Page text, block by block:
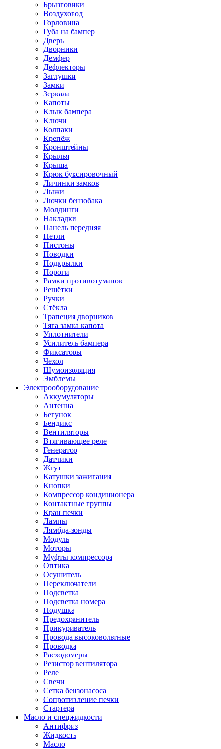
Брызговики
Воздуховод
Горловина
Губа на бампер
Дверь
Дворники
Демфер
Дефлекторы
Заглушки
Замки
Зеркала
Капоты
Клык бампера
Ключи
Колпаки
Крепёж
Кронштейны
Крылья
Крыша
Крюк буксировочный
Личинки замков
Лыжи
Лючки бензобака
Молдинги
Накладки
Панель передняя
Петли
Пистоны
Поводки
Подкрылки
Пороги
Рамки противотуманок
Решётки
Ручки
Стёкла
Трапеция дворников
Тяга замка капота
Уплотнители
Усилитель бампера
Фиксаторы
Чехол
Шумоизоляция
Эмблемы
Электрооборудование
Аккумуляторы
Антенна
Бегунок
Бендикс
Вентиляторы
Втягивающее реле
Генератор
Датчики
Жгут
Катушки зажигания
Кнопки
Компрессор кондиционера
Контактные группы
Кран печки
Лампы
Лямбда-зонды
Модуль
Моторы
Муфты компрессора
Оптика
Осушитель
Переключатели
Подсветка
Подсветка номера
Подушка
Предохранитель
Прикуриватель
Провода высоковольтные
Проводка
Расходомеры
Резистор вентилятора
Реле
Свечи
Сетка бензонасоса
Сопротивление печки
Стартера
Масло и спецжидкости
Антифриз
Жидкость
Масло